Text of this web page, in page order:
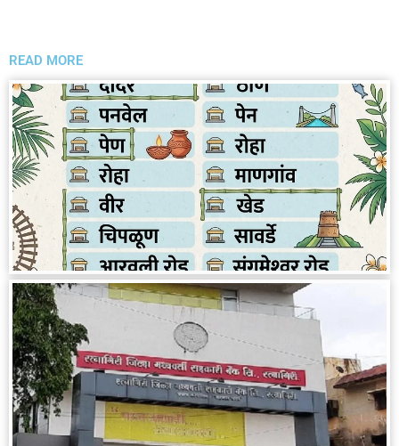
READ MORE